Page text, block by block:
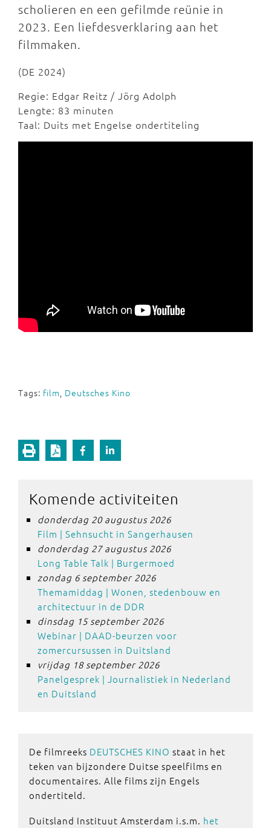
scholieren en een gefilmde reünie in
2023. Een liefdesverklaring aan het
filmmaken.
(DE 2024)
Regie: Edgar Reitz / Jörg Adolph
Lengte: 83 minuten
Taal: Duits met Engelse ondertiteling
Tags: film, Deutsches Kino
Komende activiteiten
donderdag 20 augustus 2026
Film | Sehnsucht in Sangerhausen
donderdag 27 augustus 2026
Long Table Talk | Burgermoed
zondag 6 september 2026
Themamiddag | Wonen, stedenbouw en
architectuur in de DDR
dinsdag 15 september 2026
Webinar | DAAD-beurzen voor
zomercursussen in Duitsland
vrijdag 18 september 2026
Panelgesprek | Journalistiek in Nederland
en Duitsland
De filmreeks DEUTSCHES KINO staat in het
teken van bijzondere Duitse speelfilms en
documentaires. Alle films zijn Engels
ondertiteld.
Duitsland Instituut Amsterdam i.s.m. het